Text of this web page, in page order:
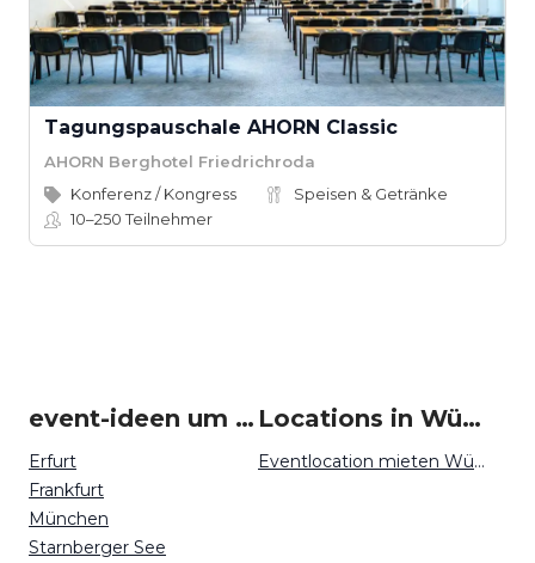
Tagungspauschale AHORN Classic
AHORN Berghotel Friedrichroda
Konferenz / Kongress
Speisen & Getränke
10–250Teilnehmer
event-ideen um Würzburg
Erfurt
Frankfurt
München
Starnberger See
Locations in Würzburg mieten
Eventlocation mieten Würzburg